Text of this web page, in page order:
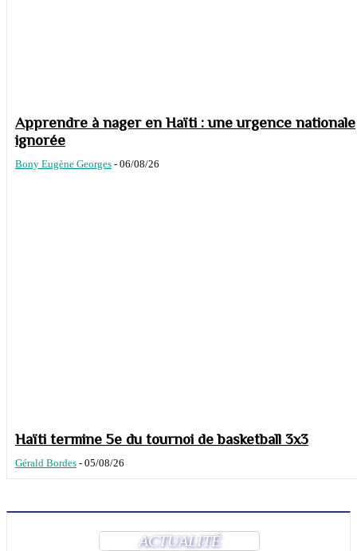
Apprendre à nager en Haïti : une urgence nationale
ignorée
Bony Eugène Georges - 06/08/26
Haïti termine 5e du tournoi de basketball 3x3
Gérald Bordes - 05/08/26
ACTUALITÉ